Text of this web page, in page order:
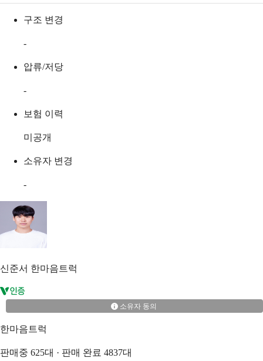
구조 변경
-
압류/저당
-
보험 이력
미공개
소유자 변경
-
신준서 한마음트럭
소유자 동의
한마음트럭
판매중 625대 · 판매 완료 4837대